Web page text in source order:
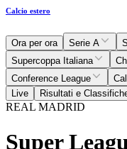
Calcio estero
Ora per ora Serie A
Supercoppa Italiana
Conference League
Live
Risultati e
REAL MADRID
Super